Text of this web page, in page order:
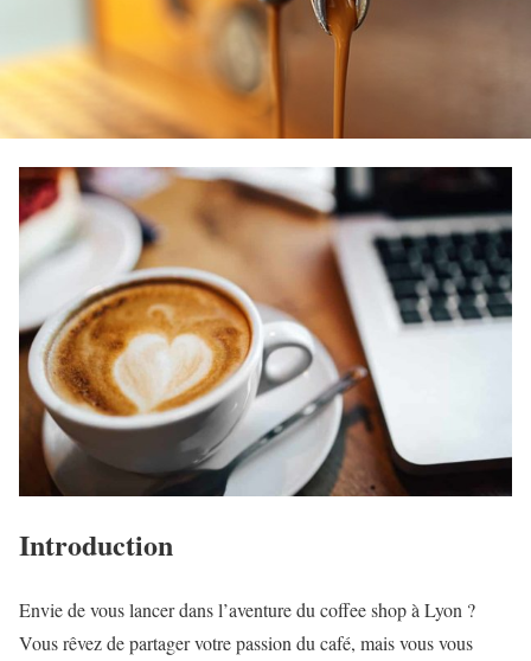
Introduction
Envie de vous lancer dans l’aventure du coffee shop à Lyon ?
Vous rêvez de partager votre passion du café, mais vous vous